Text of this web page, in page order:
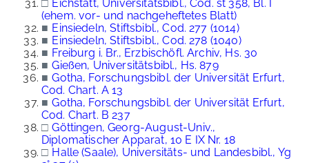
□ Eichstätt, Universitätsbibl., Cod. st 358, Bl. I
(ehem. vor- und nachgeheftetes Blatt)
■ Einsiedeln, Stiftsbibl., Cod. 277 (1014)
■ Einsiedeln, Stiftsbibl., Cod. 278 (1040)
■ Freiburg i. Br., Erzbischöfl. Archiv, Hs. 30
■ Gießen, Universitätsbibl., Hs. 879
■ Gotha, Forschungsbibl. der Universität Erfurt,
Cod. Chart. A 13
■ Gotha, Forschungsbibl. der Universität Erfurt,
Cod. Chart. B 237
□ Göttingen, Georg-August-Univ.,
Diplomatischer Apparat, 10 E IX Nr. 18
□ Halle (Saale), Universitäts- und Landesbibl., Yg